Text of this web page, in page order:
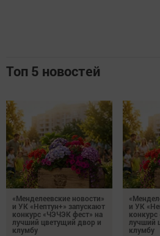
Топ 5 новостей
«Менделеевские новости»
и УК «Нептун+» запускают
конкурс «ЧЭЧЭК фест» на
лучший цветущий двор и
клумбу
и УК
лучший
клумбу